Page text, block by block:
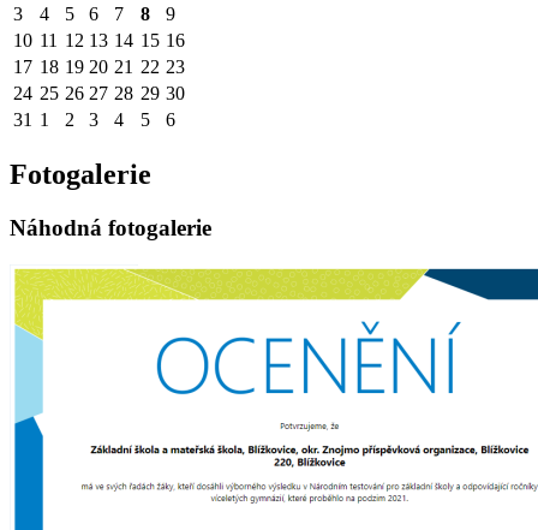
3
4 5 6 7 8
9
10 11 12 13 14 15 16
17 18 19 20 21 22 23
24 25 26 27 28 29 30
31 1 2 3 4 5 6
Fotogalerie
Náhodná fotogalerie